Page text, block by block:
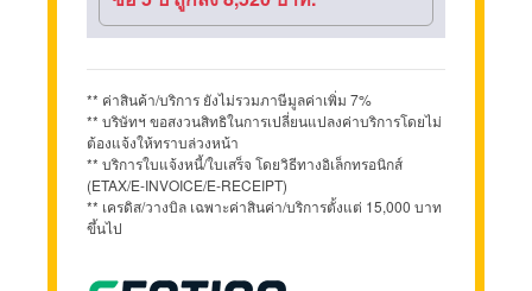
** ค่าสินค้า/บริการ ยังไม่รวมภาษีมูลค่าเพิ่ม 7%
** บริษัทฯ ขอสงวนสิทธิในการเปลี่ยนแปลงค่าบริการโดยไม่
ต้องแจ้งให้ทราบล่วงหน้า
** บริการใบแจ้งหนี้/ใบเสร็จ โดยวิธีทางอิเล็กทรอนิกส์
(ETAX/E-INVOICE/E-RECEIPT)
** เครดิส/วางบิล เฉพาะค่าสินค่า/บริการตั้งแต่ 15,000 บาท
ขึ้นไป